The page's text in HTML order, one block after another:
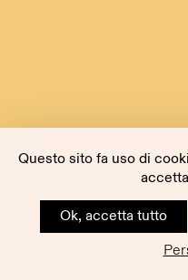
Questo sito fa uso di
Ok, accetta tutto